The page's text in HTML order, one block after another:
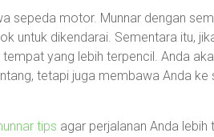
sepeda motor. Munnar dengan
untuk dikendarai. Sementara itu,
yang lebih terpencil. Anda
tetapi juga membawa Anda
tips agar perjalanan Anda lebih